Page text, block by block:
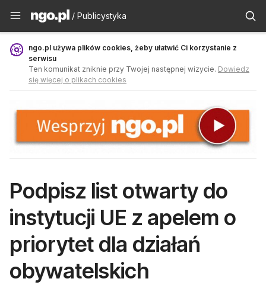
Publicystyka - ngo.pl
/ Publicystyka
ngo.pl używa plików cookies, żeby ułatwić Ci korzystanie z
serwisu
Ten komunikat zniknie przy Twojej następnej wizycie. Dowiedz
się więcej o plikach cookies
Podpisz list otwarty do
instytucji UE z apelem o
priorytet dla działań
obywatelskich